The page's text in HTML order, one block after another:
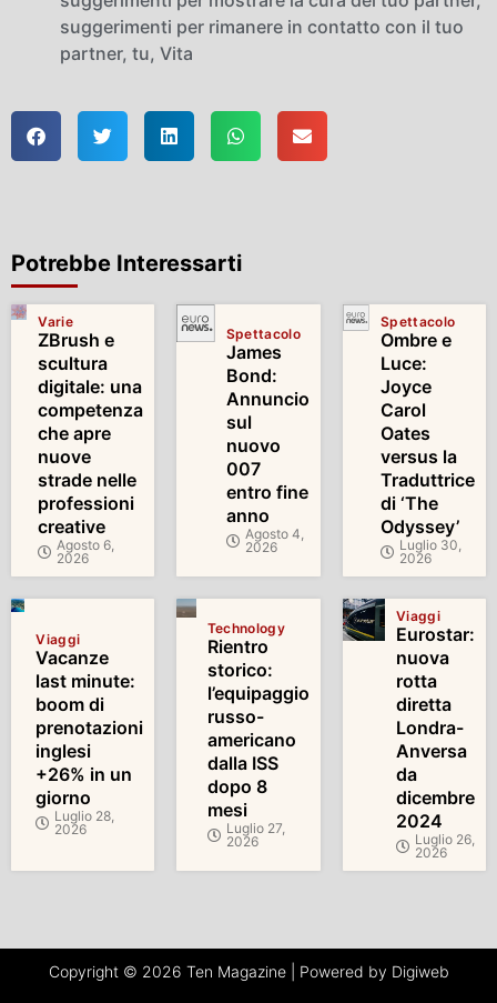
suggerimenti per rimanere in contatto con il tuo
partner, tu, Vita
Potrebbe Interessarti
Varie
ZBrush e
scultura
digitale: una
competenza
che apre
nuove
strade nelle
professioni
creative
Agosto 6,
2026
Spettacolo
James
Bond:
Annuncio
sul
nuovo
007
entro fine
anno
Agosto 4,
2026
Spettacolo
Ombre e
Luce:
Joyce
Carol
Oates
versus la
Traduttrice
di ‘The
Odyssey’
Luglio 30,
2026
Viaggi
Vacanze
last minute:
boom di
prenotazioni
inglesi
+26% in un
giorno
Luglio 28,
2026
Technology
Rientro
storico:
l’equipaggio
russo-
americano
dalla ISS
dopo 8
mesi
Luglio 27,
2026
Viaggi
Eurostar:
nuova
rotta
diretta
Londra-
Anversa
da
dicembre
2024
Luglio 26,
2026
Copyright © 2026 Ten Magazine | Powered by Digiweb